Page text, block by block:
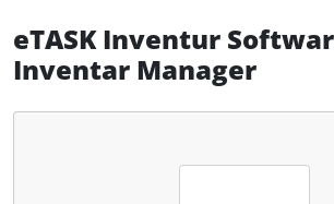
eTASK Inventur
Inventar Manager